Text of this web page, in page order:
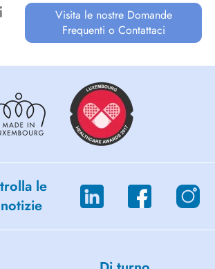
Visita le nostre Domande
Frequenti o Contattaci
le